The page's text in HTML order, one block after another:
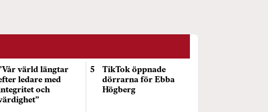
värld längtar
ledare med
och
TikTok öppnade
dörrarna för Ebba
Högberg